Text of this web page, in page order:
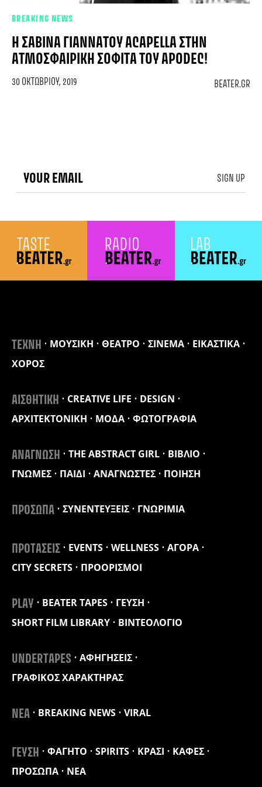
BREAKING NEWS
Η ΣΑΒΊΝΑ ΓΙΑΝΝΆΤΟΥ ACAPELLA ΣΤΗΝ
ΑΤΜΟΣΦΑΙΡΙΚΉ ΣΟΦΊΤΑ ΤΟΥ APODEC!
30 ΟΚΤΩΒΡΊΟΥ, 2019 BEATER.GR
ΤΕΧΝΗ ΜΟΥΣΙΚΗ ΘΕΑΤΡΟ ΣΙΝΕΜΑ
ΕΙΚΑΣΤΙΚΑ
ΧΟΡΟΣ
ΑΙΣΘΗΤΙΚΗ CREATIVE LIFE
DESIGN
ΑΡΧΙΤΕΚΤΟΝΙΚΗ
ΜΟΔΑ ΦΩΤΟΓΡΑΦΙΑ
ΑΝΑΓΝΩΣΗ THE ABSTRACT GIRL
ΒΙΒΛΙΟ
ΓΝΩΜΕΣ
ΠΑΙΔΙ ΑΝΑΓΝΩΣΤΕΣ ΠΟΙΗΣΗ
ΠΡΟΣΩΠΑ ΣΥΝΕΝΤΕΥΞΕΙΣ ΓΝΩΡΙΜΙΑ
ΠΡΟΤΑΣΕΙΣ EVENTS WELLNESS
ΑΓΟΡΑ
CITY SECRETS
ΠΡΟΟΡΙΣΜΟΙ
PLAY BEATER TAPES
ΓΕΥΣΗ
SHORT FILM LIBRARY
ΒΙΝΤΕΟΛΟΓΙΟ
UNDERTAPES
ΑΦΗΓΗΣΕΙΣ
ΓΡΑΦΙΚΟΣ ΧΑΡΑΚΤΗΡΑΣ
ΝΕΑ BREAKING NEWS VIRAL
ΓΕΥΣΗ ΦΑΓΗΤΟ SPIRITS ΚΡΑΣΙ
ΚΑΦΕΣ
ΠΡΟΣΩΠΑ
ΝΕΑ
SIGN UP